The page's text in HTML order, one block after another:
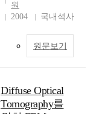
원
2004
국내석사
원문보기
Diffuse Optical
Tomography를